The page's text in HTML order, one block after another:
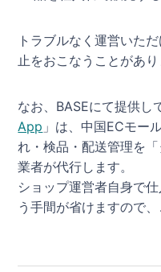
トラブルなく運営いた
止をおこなうことがあ
なお、BASEにて提供し
App 」は、中国ECモー
れ・検品・配送管理を
業者が代行します。
ショップ運営者自身で
う手間が省けますので、